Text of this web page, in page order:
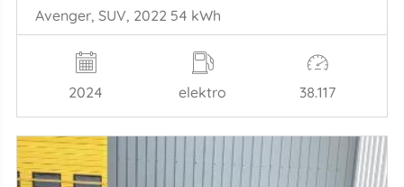
Avenger, SUV, 2022 54 kWh
2024 elektro 38.117